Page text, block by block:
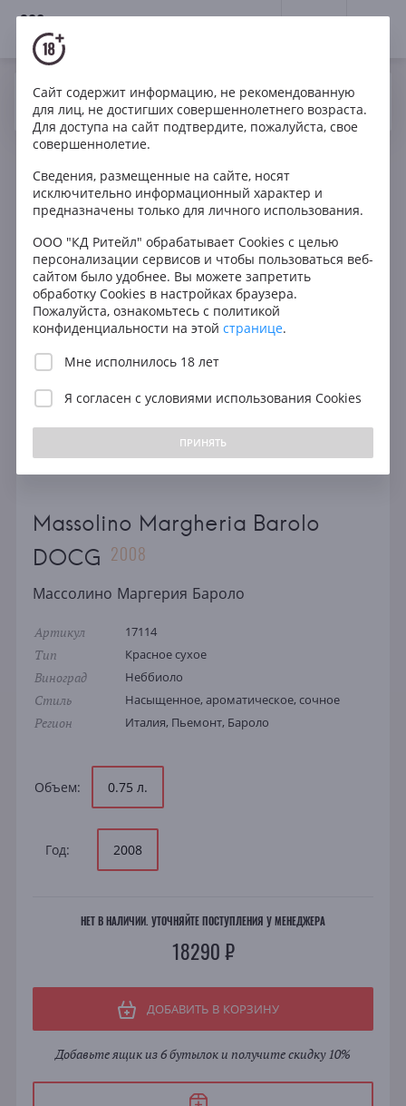
18+
Ваш город Москва ? Да
Вино Красное Сухое
Италия
Massolino Margheria Barolo DOCG
Massolino Margheria Barolo
DOCG 2008
Массолино Маргерия Бароло
Артикул 17114
Тип Красное сухое
Виноград Неббиоло
Стиль Насыщенное, ароматическое, сочное
Регион Италия, Пьемонт, Бароло
Объем: 0.75 л.
Год: 2008
НЕТ В НАЛИЧИИ. УТОЧНЯЙТЕ ПОСТУПЛЕНИЯ У МЕНЕДЖЕРА
18290 ₽
ДОБАВИТЬ В КОРЗИНУ
Добавьте ящик из 6 бутылок и получите скидку 10%
Сайт содержит информацию, не рекомендованную
для лиц, не достигших совершеннолетнего возраста.
Для доступа на сайт подтвердите, пожалуйста, свое
совершеннолетие.
Сведения, размещенные на сайте, носят
исключительно информационный характер и
предназначены только для личного использования.
ООО "КД Ритейл" обрабатывает Cookies с целью
персонализации сервисов и чтобы пользоваться веб-
сайтом было удобнее. Вы можете запретить
обработку Cookies в настройках браузера.
Пожалуйста, ознакомьтесь с политикой
конфиденциальности на этой странице.
Мне исполнилось 18 лет
Я согласен с условиями использования Cookies
ПРИНЯТЬ